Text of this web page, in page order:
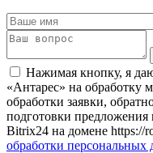
Нажимая кнопку, я
«Антарес» на обработку
обработки заявки,
подготовки
Bitrix24 на домене https://
обработки персональных